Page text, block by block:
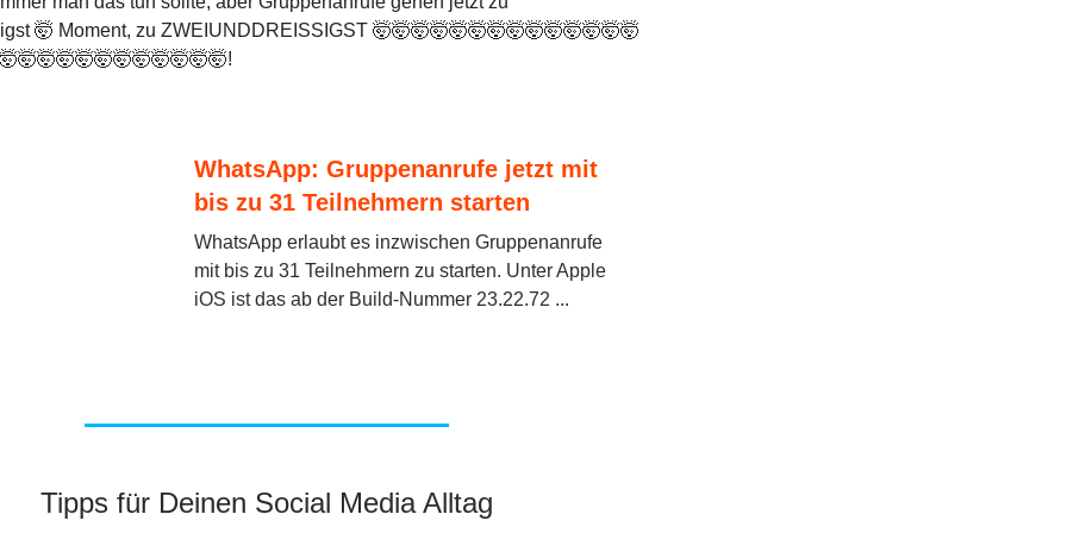
🤯 Moment, zu ZWEIUNDDREISSIGST 🤯🤯🤯🤯🤯🤯🤯🤯🤯🤯🤯🤯🤯🤯
WhatsApp: Gruppenanrufe jetzt mit
bis zu 31 Teilnehmern starten
WhatsApp erlaubt es inzwischen Gruppenanrufe
mit bis zu 31 Teilnehmern zu starten. Unter Apple
iOS ist das ab der Build-Nummer 23.22.72 ...
Tipps für Deinen Social Media Alltag